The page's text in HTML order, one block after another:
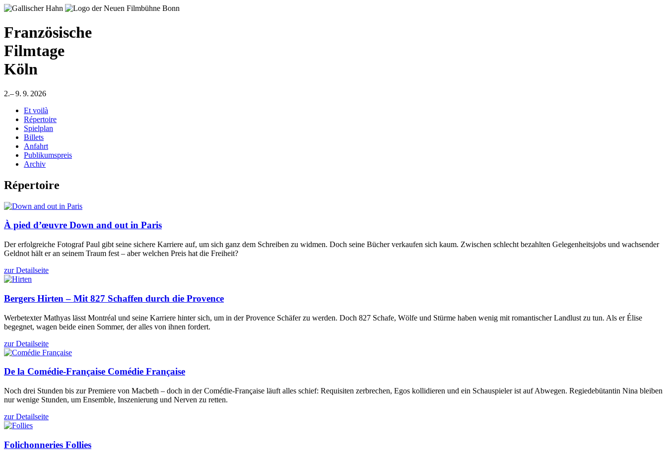
Französische
Filmtage
Köln
2.– 9. 9. 2026
Et voilà
Répertoire
Spielplan
Billets
Anfahrt
Publikumspreis
Archiv
Répertoire
À pied d’œuvre Down and out in Paris
Der erfolgreiche Fotograf Paul gibt seine sichere Karriere auf, um sich ganz dem Schreiben zu widmen. Doch seine Bücher verkaufen sich kaum. Zwischen schlecht bezahlten Gelegenheitsjobs und wachsender
Geldnot hält er an seinem Traum fest – aber welchen Preis hat die Freiheit?
zur Detailseite
Bergers Hirten – Mit 827 Schaffen durch die Provence
Werbetexter Mathyas lässt Montréal und seine Karriere hinter sich, um in der Provence Schäfer zu werden. Doch 827 Schafe, Wölfe und Stürme haben wenig mit romantischer Landlust zu tun. Als er Élise
begegnet, wagen beide einen Sommer, der alles von ihnen fordert.
zur Detailseite
De la Comédie-Française Comédie Française
Noch drei Stunden bis zur Premiere von Macbeth – doch in der Comédie-Française läuft alles schief: Requisiten zerbrechen, Egos kollidieren und ein Schauspieler ist auf Abwegen. Regiedebütantin Nina bleiben
nur wenige Stunden, um Ensemble, Inszenierung und Nerven zu retten.
zur Detailseite
Folichonneries Follies